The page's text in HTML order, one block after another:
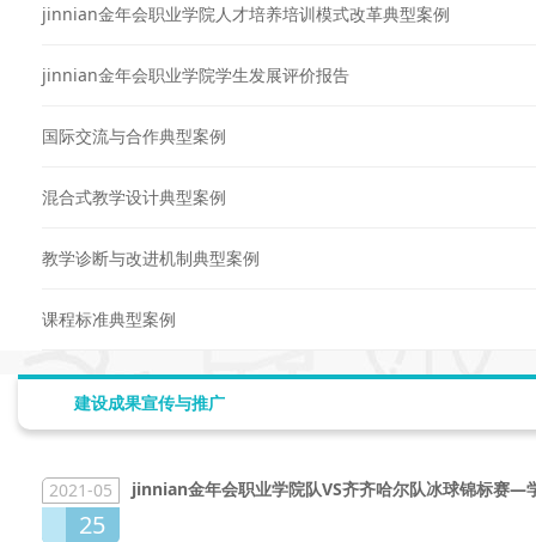
jinnian金年会职业学院人才培养培训模式改革典型案例
jinnian金年会职业学院学生发展评价报告
国际交流与合作典型案例
混合式教学设计典型案例
教学诊断与改进机制典型案例
课程标准典型案例
建设成果宣传与推广
2021-05
25
jinnian金年会职业学院队VS齐齐哈尔队冰球锦标赛—